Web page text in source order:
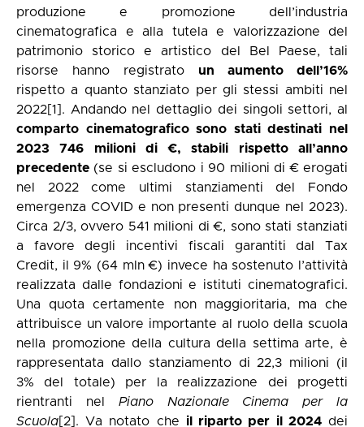
produzione e promozione dell’industria
cinematografica e alla tutela e valorizzazione del
patrimonio storico e artistico del Bel Paese, tali
risorse hanno registrato un aumento dell’16%
rispetto a quanto stanziato per gli stessi ambiti nel
2022[1]. Andando nel dettaglio dei singoli settori, al
comparto cinematografico sono stati destinati nel
2023 746 milioni di €, stabili rispetto all’anno
precedente (se si escludono i 90 milioni di € erogati
nel 2022 come ultimi stanziamenti del Fondo
emergenza COVID e non presenti dunque nel 2023).
Circa 2/3, ovvero 541 milioni di €, sono stati stanziati
a favore degli incentivi fiscali garantiti dal Tax
Credit, il 9% (64 mln €) invece ha sostenuto l’attività
realizzata dalle fondazioni e istituti cinematografici.
Una quota certamente non maggioritaria, ma che
attribuisce un valore importante al ruolo della scuola
nella promozione della cultura della settima arte, è
rappresentata dallo stanziamento di 22,3 milioni (il
3% del totale) per la realizzazione dei progetti
rientranti nel Piano Nazionale Cinema per la
Scuola[2]. Va notato che il riparto per il 2024dei